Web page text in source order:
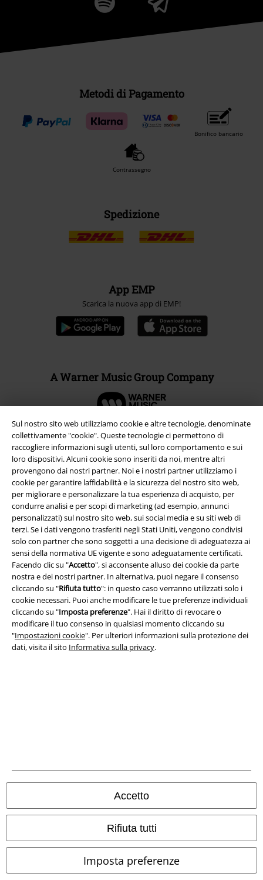
Sul nostro sito web utilizziamo cookie e altre tecnologie, denominate
collettivamente "cookie". Queste tecnologie ci permettono di
raccogliere informazioni sugli utenti, sul loro comportamento e sui
loro dispositivi. Alcuni cookie sono inseriti da noi, mentre altri
provengono dai nostri partner. Noi e i nostri partner utilizziamo i
cookie per garantire laffidabilità e la sicurezza del nostro sito web,
per migliorare e personalizzare la tua esperienza di acquisto, per
condurre analisi e per scopi di marketing (ad esempio, annunci
personalizzati) sul nostro sito web, sui social media e su siti web di
terzi. Se i dati vengono trasferiti negli Stati Uniti, vengono condivisi
solo con partner che sono soggetti a una decisione di adeguatezza ai
sensi della normativa UE vigente e sono adeguatamente certificati.
Facendo clic su "Accetto", si acconsente alluso dei cookie da parte
nostra e dei nostri partner. In alternativa, puoi negare il consenso
cliccando su "Rifiuta tutto": in questo caso verranno utilizzati solo i
cookie necessari. Puoi anche modificare le tue preferenze individuali
cliccando su "Imposta preferenze". Hai il diritto di revocare o
modificare il tuo consenso in qualsiasi momento cliccando su
"Impostazioni cookie". Per ulteriori informazioni sulla protezione dei
dati, visita il sito Informativa sulla privacy.
Accetto
Rifiuta tutti
Imposta preferenze
Metodi di Pagamento
Bonifico bancario
Contrassegno
Spedizione
App EMP
Scarica la nuova app di EMP!
A Warner Music Group Company
Info legali
Termini & Condizioni
Redazione
Legge sulla Privacy
Smaltimento rifiuti e protezione dell’ambiente
I prezzi sono IVA compresa. Spese ditrasporto escluse
© 1986-2026 EMP Mailorder Italia S.r.l.
Gli altri shop EMP nel mondo